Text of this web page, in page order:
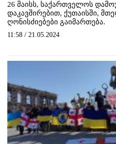
26 მაისს, საქართველოს
დაკავშირებით, ქუთაისში,
ღონისძიებები გაიმართება.
11:58 / 21.05.2024